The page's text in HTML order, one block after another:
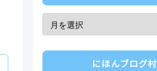
にほんブログ村